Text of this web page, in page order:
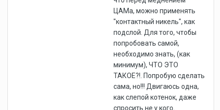
ЦАМа, можно применять
"контактный никель", как
подслой. Для того, чтобы
попробовать самой,
необходимо знать, (как
минимум), ЧТО ЭТО
ТАКОЕ?!. Попробую сделать
сама, но!!! Двигаюсь одна,
как слепой котенок, даже
спросить не у кого.